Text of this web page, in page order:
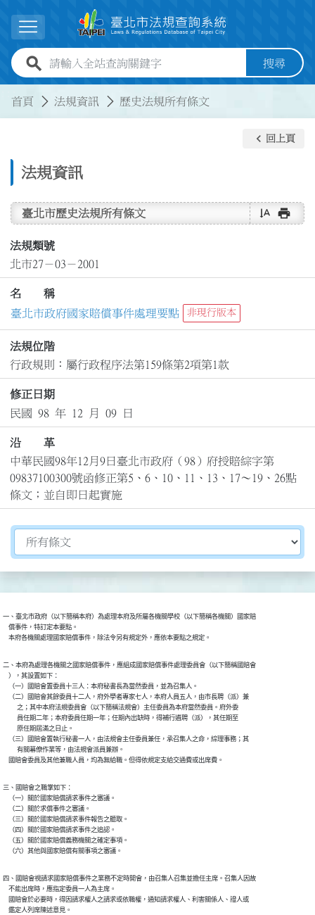
展開選單
全站查詢關鍵字欄位 搜尋
首頁 法規資訊 歷史法規所有條文
法規資訊
keyboard_arrow_left 回上頁
臺北市歷史法規所有條文 text_rotate_vertical print
法規類號
北市27－03－2001
名 稱
臺北市政府國家賠償事件處理要點
非現行版本
法規位階
行政規則：屬行政程序法第159條第2項第1款
修正日期
民國 98 年 12 月 09 日
沿 革
中華民國98年12月9日臺北市政府（98）府授賠綜字第
09837100300號函修正第5、6、10、11、13、17～19、26點
條文；並自即日起實施
切換選擇法規資訊內容
一、臺北市政府（以下簡稱本府）為處理本府及所屬各機關學校（以下簡稱各機關）國家賠
    償事件，特訂定本要點。
    本府各機關處理國家賠償事件，除法令另有規定外，應依本要點之規定。
二、本府為處理各機關之國家賠償事件，應組成國家賠償事件處理委員會（以下簡稱國賠會
    ），其設置如下：
    （一）國賠會置委員十三人：本府秘書長為當然委員，並為召集人。
    （二）國賠會其餘委員十二人，府外學者專家七人，本府人員五人，由市長聘（派）兼
          之；其中本府法規委員會（以下簡稱法規會）主任委員為本府當然委員。府外委
          員任期二年；本府委員任期一年；任期內出缺時，得補行遴聘（派），其任期至
          原任期屆滿之日止。
    （三）國賠會置執行秘書一人，由法規會主任委員兼任，承召集人之命，綜理事務；其
          有關幕僚作業等，由法規會派員兼辦。
    國賠會委員及其他兼職人員，均為無給職。但得依規定支給交通費或出席費。
三、國賠會之職掌如下：
    （一）關於國家賠償請求事件之審議。
    （二）關於求償事件之審議。
    （三）關於國家賠償請求事件報告之聽取。
    （四）關於國家賠償請求事件之追認。
    （五）關於國家賠償義務機關之確定事項。
    （六）其他與國家賠償有關事項之審議。
四、國賠會視請求國家賠償事件之業務不定時開會，由召集人召集並擔任主席。召集人因故
    不能出席時，應指定委員一人為主席。
    國賠會於必要時，得因請求權人之請求或依職權，通知請求權人、利害關係人、證人或
    鑑定人列席陳述意見。